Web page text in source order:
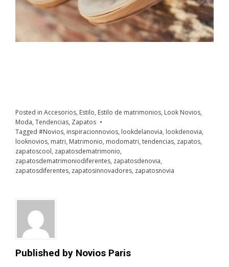
Posted in Accesorios, Estilo, Estilo de matrimonios, Look Novios,
Moda, Tendencias, Zapatos
Tagged #Novios, inspiracionnovios, lookdelanovia, lookdenovia,
looknovios, matri, Matrimonio, modomatri, tendencias, zapatos,
zapatoscool, zapatosdematrimonio,
zapatosdematrimoniodiferentes, zapatosdenovia,
zapatosdiferentes, zapatosinnovadores, zapatosnovia
Published by Novios Paris